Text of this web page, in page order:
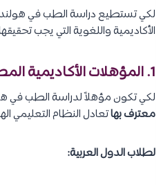
لكي تستطيع دراسة الطب في
الأكاديمية واللغوية التي يجب
1. المؤهلات الأكاديمية المطلوبة:
لكي تكون مؤهلاً لدراسة الطب في
معترف بهاتعادل النظام التعليمي
لطلاب الدول العربية: